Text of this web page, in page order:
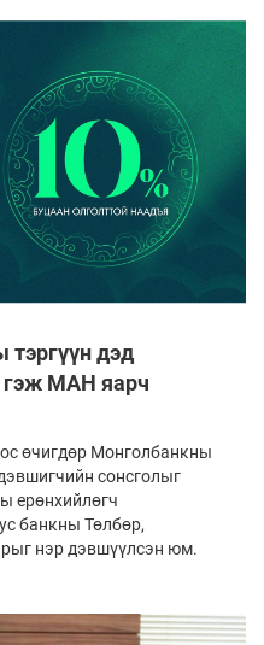
дэд
гэж МАН яарч
өчигдөр Монголбанкны
сонсголыг
ерөнхийлөгч
банкны Төлбөр,
нэр дэвшүүлсэн юм.